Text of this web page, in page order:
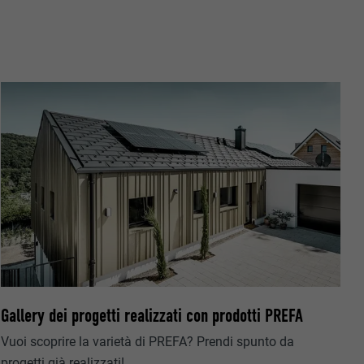
Gallery dei progetti realizzati con prodotti PREFA
Vuoi scoprire la varietà di PREFA? Prendi spunto da